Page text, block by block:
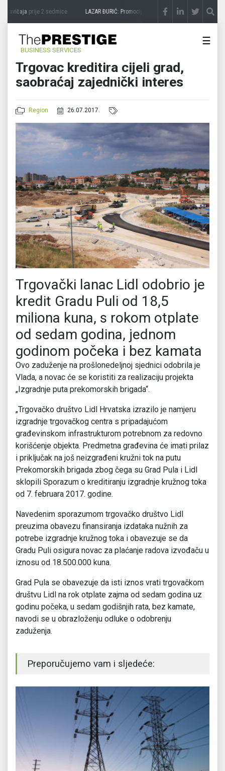
zavičajaprije 2 sedmice LAZAR ĐURIĆ: Promocija potencijal pretvara u destinaciju
BUSINESS SERVICES
☰
Trgovac kreditira cijeli grad,
saobraćaj zajednički interes
Region 26.07.2017.
Trgovački lanac Lidl odobrio je
kredit Gradu Puli od 18,5
miliona kuna, s rokom otplate
od sedam godina, jednom
godinom počeka i bez kamata
Ovo zaduženje na prošlonedeljnoj sjednici odobrila je
Vlada, a novac će se koristiti za realizaciju projekta
„Izgradnje puta prekomorskih brigada“.
„Trgovačko društvo Lidl Hrvatska izrazilo je namjeru
izgradnje trgovačkog centra s pripadajućom
građevinskom infrastrukturom potrebnom za redovno
korišćenje objekta. Predmetna građevina će imati prilaz
i priključak na još neizgrađeni kružni tok na putu
Prekomorskih brigada zbog čega su Grad Pula i Lidl
sklopili Sporazum o kreditiranju izgradnje kružnog toka
od 7. februara 2017. godine.
Navedenim sporazumom trgovačko društvo Lidl
preuzima obavezu finansiranja izdataka nužnih za
potrebe izgradnje kružnog toka i obavezuje se da
Gradu Puli osigura novac za plaćanje radova izvođaču u
iznosu od 18.500.000 kuna.
Grad Pula se obavezuje da isti iznos vrati trgovačkom
društvu Lidl na rok otplate zajma od sedam godina uz
godinu počeka, u sedam godišnjih rata, bez kamate,
navodi se u obrazloženju odluke o odobrenju
zaduženja.
Preporučujemo vam i sljedeće: